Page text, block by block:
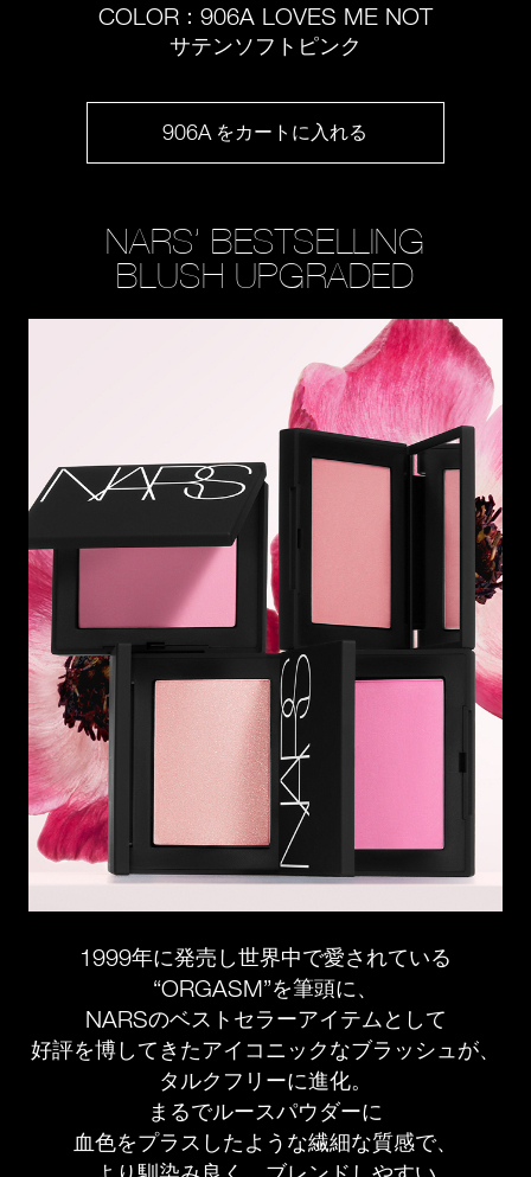
COLOR： 906A LOVES ME NOT
サテンソフトピンク
906A をカートに入れる
NARS’ BESTSELLING
BLUSH UPGRADED
1999年に発売し世界中で愛されている
“ORGASM”を筆頭に、
NARSのベストセラーアイテムとして
好評を博してきたアイコニックなブラッシュが、
タルクフリーに進化。
まるでルースパウダーに
血色をプラスしたような繊細な質感で、